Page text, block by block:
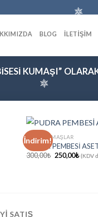
BLOG İLETİŞİM
KUMAŞI”
İndirim!
ABIYE KUMAŞLAR
PUDRA PEMBESİ
300,00₺ Orijinal
250,00₺Şu
(KDV
SATIŞ